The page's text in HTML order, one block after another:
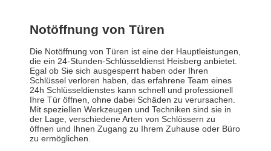
Notöffnung von Türen
Die Notöffnung von Türen ist eine der Hauptleistungen,
die ein 24-Stunden-Schlüsseldienst Heisberg anbietet.
Egal ob Sie sich ausgesperrt haben oder Ihren
Schlüssel verloren haben, das erfahrene Team eines
24h Schlüsseldienstes kann schnell und professionell
Ihre Tür öffnen, ohne dabei Schäden zu verursachen.
Mit speziellen Werkzeugen und Techniken sind sie in
der Lage, verschiedene Arten von Schlössern zu
öffnen und Ihnen Zugang zu Ihrem Zuhause oder Büro
zu ermöglichen.